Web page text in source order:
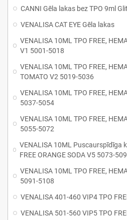
CANNI Gēla lakas bez TPO 9ml
VENALISA CAT EYE Gēla lakas
VENALISA 10ML TPO FREE,
V1 5001-5018
VENALISA 10ML TPO FREE,
TOMATO V2 5019-5036
VENALISA 10ML TPO FREE,
5037-5054
VENALISA 10ML TPO FREE,
5055-5072
VENALISA 10ML Puscaurspīdīga
FREE ORANGE SODA V5 5073-
VENALISA 10ML TPO FREE,
5091-5108
VENALISA 401-460 VIP4 TPO
VENALISA 501-560 VIP5 TPO